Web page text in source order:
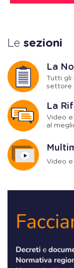
Le sezioni
La
Tutti gli
settore
La
Video
al
Video